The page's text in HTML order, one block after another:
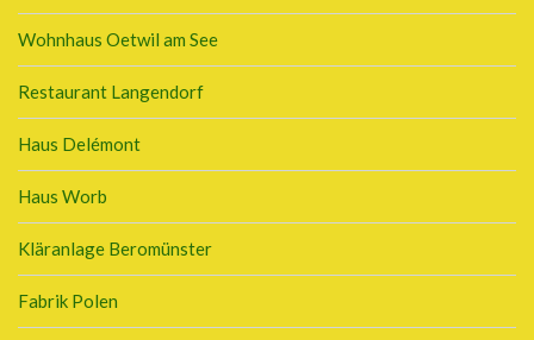
Wohnhaus Oetwil am See
Restaurant Langendorf
Haus Delémont
Haus Worb
Kläranlage Beromünster
Fabrik Polen